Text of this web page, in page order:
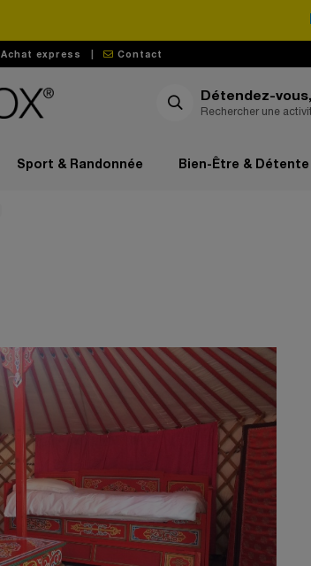
Achat express Contact
Détendez-
Sport & Randonnée Bien-Être & Détente